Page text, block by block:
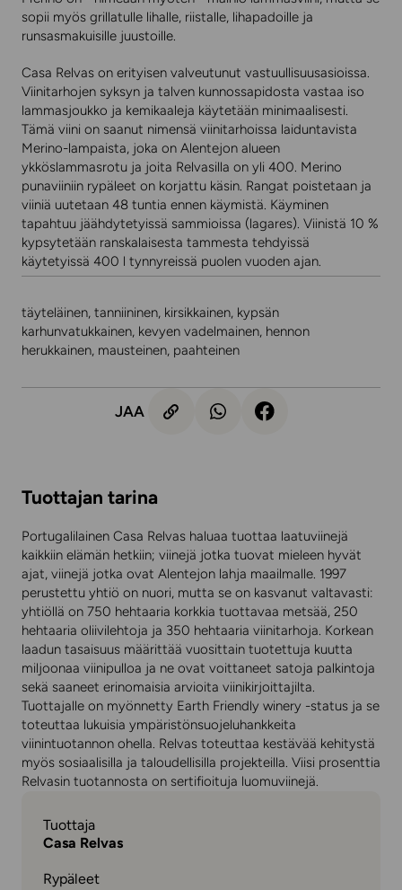
sopii myös grillatulle lihalle, riistalle, lihapadoille ja
runsasmakuisille juustoille.
Casa Relvas on erityisen valveutunut vastuullisuusasioissa.
Viinitarhojen syksyn ja talven kunnossapidosta vastaa iso
lammasjoukko ja kemikaaleja käytetään minimaalisesti.
Tämä viini on saanut nimensä viinitarhoissa laiduntavista
Merino-lampaista, joka on Alentejon alueen
ykköslammasrotu ja joita Relvasilla on yli 400. Merino
punaviiniin rypäleet on korjattu käsin. Rangat poistetaan ja
viiniä uutetaan 48 tuntia ennen käymistä. Käyminen
tapahtuu jäähdytetyissä sammioissa (lagares). Viinistä 10 %
kypsytetään ranskalaisesta tammesta tehdyissä
käytetyissä 400 l tynnyreissä puolen vuoden ajan.
täyteläinen, tanniininen, kirsikkainen, kypsän
karhunvatukkainen, kevyen vadelmainen, hennon
herukkainen, mausteinen, paahteinen
JAA
Tuottajan tarina
Portugalilainen Casa Relvas haluaa tuottaa laatuviinejä
kaikkiin elämän hetkiin; viinejä jotka tuovat mieleen hyvät
ajat, viinejä jotka ovat Alentejon lahja maailmalle. 1997
perustettu yhtiö on nuori, mutta se on kasvanut valtavasti:
yhtiöllä on 750 hehtaaria korkkia tuottavaa metsää, 250
hehtaaria oliivilehtoja ja 350 hehtaaria viinitarhoja. Korkean
laadun tasaisuus määrittää vuosittain tuotettuja kuutta
miljoonaa viinipulloa ja ne ovat voittaneet satoja palkintoja
sekä saaneet erinomaisia arvioita viinikirjoittajilta.
Tuottajalle on myönnetty Earth Friendly winery -status ja se
toteuttaa lukuisia ympäristönsuojeluhankkeita
viinintuotannon ohella. Relvas toteuttaa kestävää kehitystä
myös sosiaalisilla ja taloudellisilla projekteilla. Viisi prosenttia
Relvasin tuotannosta on sertifioituja luomuviinejä.
Tuottaja
Casa Relvas
Rypäleet